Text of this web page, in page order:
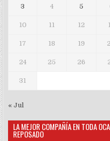
3 4 5
10 11 12
17 18 19
24 25 26
31
« Jul
LA MEJOR COMPAÑÍA EN TODA
REPOSADO